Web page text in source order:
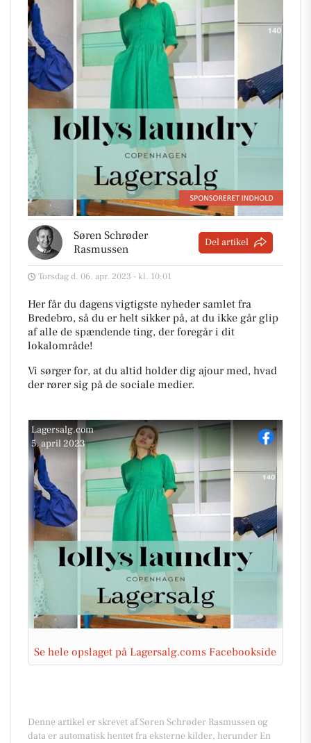
Søren Schrøder
Rasmussen
Del artikel
Torsdag d. 06. apr. 2023 - kl. 10:01
Her får du dagens vigtigste nyheder samlet fra
Bredebro, så du er helt sikker på, at du ikke går glip
af alle de spændende ting, der foregår i dit
lokalområde!
Vi sørger for, at du altid holder dig ajour med, hvad
der rører sig på de sociale medier.
Lagersalg.com
5. april 2023
Se hele opslaget på Lagersalg.coms Facebookside
Denne artikel er skrevet af Søren Schrøder Rasmussen og
data er automatisk hentet fra eksterne kilder, herunder En